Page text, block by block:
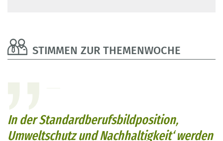
STIMMEN ZUR THEMENWOCHE
In der Standardberufsbildposition‚
Umweltschutz und Nachhaltigkeit‘ werden